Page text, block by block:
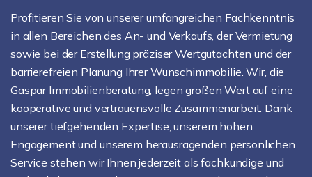
Profitieren Sie von unserer umfangreichen Fachkenntnis
in allen Bereichen des An- und Verkaufs, der Vermietung
sowie bei der Erstellung präziser Wertgutachten und der
barrierefreien Planung Ihrer Wunschimmobilie. Wir, die
Gaspar Immobilienberatung, legen großen Wert auf eine
kooperative und vertrauensvolle Zusammenarbeit. Dank
unserer tiefgehenden Expertise, unserem hohen
Engagement und unserem herausragenden persönlichen
Service stehen wir Ihnen jederzeit als fachkundige und